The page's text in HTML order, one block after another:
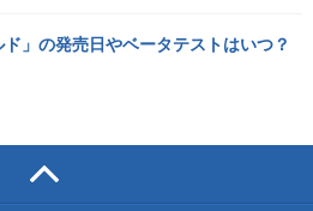
ド」の発売日やベータテストはいつ？